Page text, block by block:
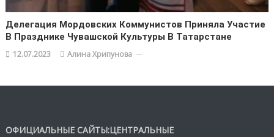
Делегация Мордовских Коммунистов Приняла Участие
В Празднике Чувашской Культуры В Татарстане
12.07.2023 Алина Хрипунова
ОФИЦИАЛЬНЫЕ САЙТЫ:ЦЕНТРАЛЬНЫЕ